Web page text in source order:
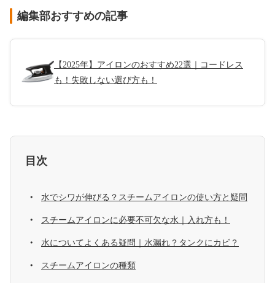
編集部おすすめの記事
【2025年】アイロンのおすすめ22選｜コードレス
も！失敗しない選び方も！
目次
水でシワが伸びる？スチームアイロンの使い方と疑問
スチームアイロンに必要不可欠な水｜入れ方も！
水についてよくある疑問｜水漏れ？タンクにカビ？
スチームアイロンの種類